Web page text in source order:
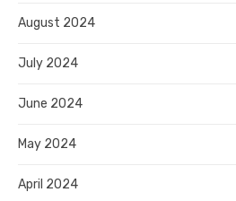
August 2024
July 2024
June 2024
May 2024
April 2024